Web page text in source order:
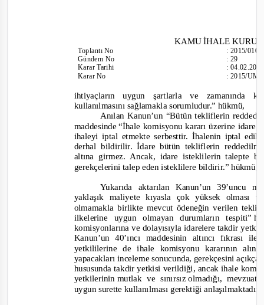
KAMU İHALE
Toplantı No
Gündem No
Karar Tarihi
Karar No
:2015/010
:29
:
:2015/
ihtiyaçların uygun şartlarla ve zamanında
kullanılmasını sağlamakla sorumludur.” hükmü,
Anılan Kanun’un “Bütün tekliflerin
maddesinde“İhale komisyonu kararı üzerine
ihaleyi iptal etmekte serbesttir. İhalenin iptal
derhal bildirilir. İdare bütün tekliflerin
altına girmez. Ancak, idare isteklilerin talepte
gerekçelerini talep eden isteklilere bildirir.”hükmü,
Yukarıda aktarılan Kanun’un 39’uncu
yaklaşık maliyete kıyasla çok yüksek
olmamakla birlikte mevcut ödeneğin verilen
ilkelerine uygun olmayan durumların tespiti”
komisyonlarına ve dolayısıyla idarelere takdir
Kanun’un 40’ıncı maddesinin altıncı
yetkililerine de ihale komisyonu kararının
yapacakları inceleme sonucunda, gerekçesini
hususunda takdir yetkisi verildiği, ancak ihale
yetkilerinin mutlak ve sınırsız olmadığı,
uygun surette kullanılması gerektiği